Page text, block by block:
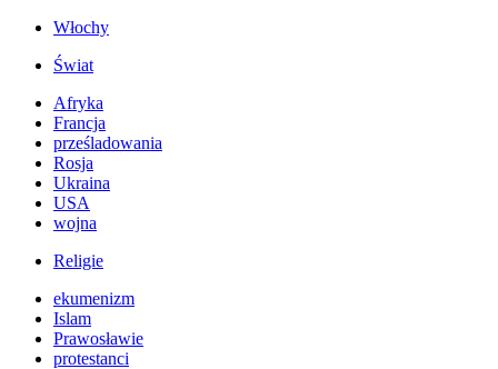
Włochy
Świat
Afryka
Francja
prześladowania
Rosja
Ukraina
USA
wojna
Religie
ekumenizm
Islam
Prawosławie
protestanci